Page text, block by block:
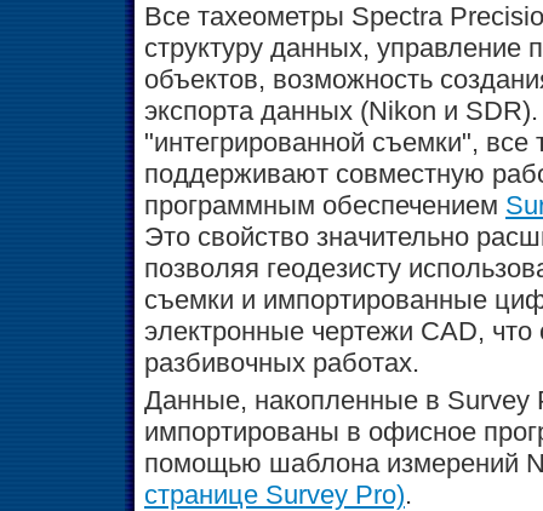
Все тахеометры Spectra
структуру данных, управление
объектов, возможность
экспорта данных (Nikon и
"интегрированной съемки",
поддерживают совместную
программным обеспечением
Это свойство значительно
позволяя геодезисту
съемки и импортированные
электронные чертежи CAD,
разбивочных работах.
Данные, накопленные в Survey
импортированы в офисное
помощью шаблона измерений
странице Survey Pro).